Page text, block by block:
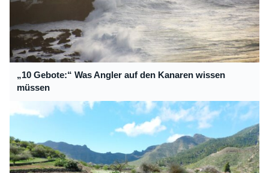
„10 Gebote:“ Was Angler auf den Kanaren wissen
müssen